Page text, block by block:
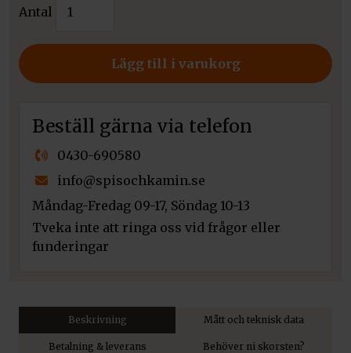
priset
24
900 kr.
nuvarande
är:
22
Antal
Quadrum
Lägg till i varukorg
Beställ gärna via telefon
0430-690580
info@spisochkamin.se
Måndag-Fredag 09-17, Söndag 10-13
Tveka inte att ringa oss vid frågor eller
funderingar
Beskrivning Mått och teknisk data
Betalning & leverans Behöver ni skorsten?